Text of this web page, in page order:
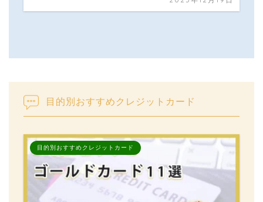
目的別おすすめクレジットカード
目的別おすすめクレジットカード